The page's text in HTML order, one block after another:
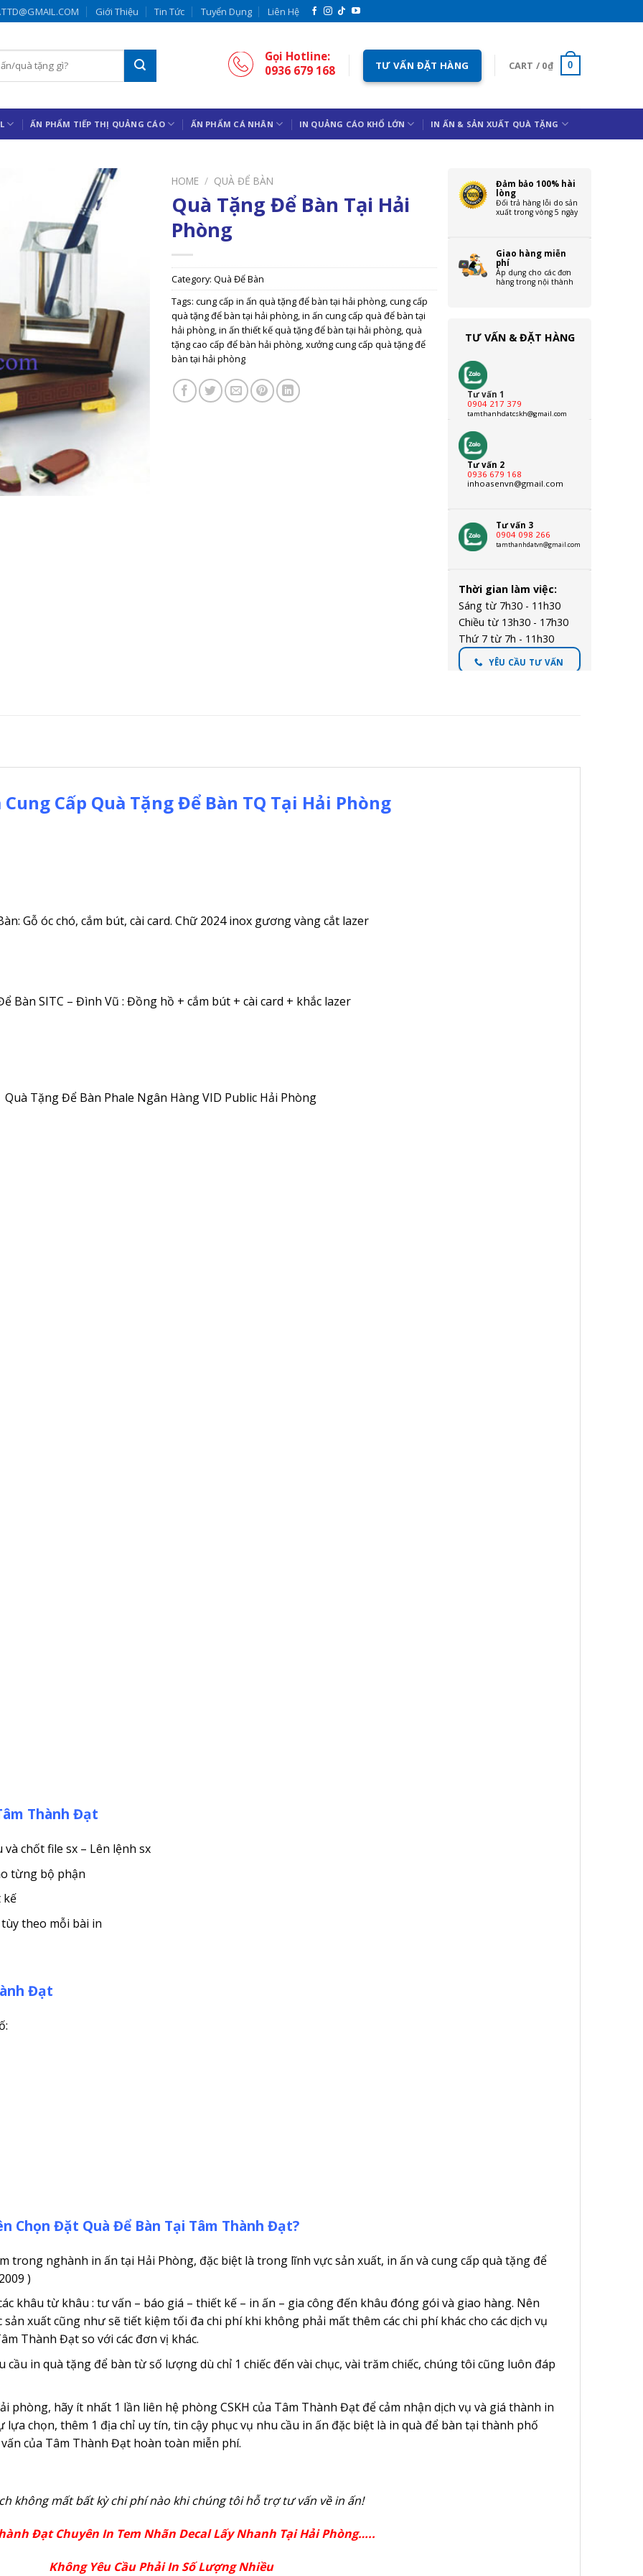
Giới Thiệu Tin Tức Tuyển Dụng Liên Hệ
Gọi Hotline:
0936 679 168
TƯ VẤN ĐẶT HÀNG CART / 0₫ 0
ẤN PHẨM TIẾP THỊ QUẢNG CÁO ẤN PHẨM CÁ NHÂN IN QUẢNG CÁO KHỔ LỚN IN ẤN & SẢN XUẤT QUÀ TẶNG
HOME / QUÀ ĐỂ BÀN
Quà Tặng Để Bàn Tại Hải
Phòng
Category: Quà Để Bàn
Tags: cung cấp in ấn quà tặng để bàn tại hải phòng,cung cấp
quà tặng để bàn tại hải phòng,in ấn cung cấp quà để bàn tại
hải phòng,in ấn thiết kế quà tặng để bàn tại hải phòng,quà
tặng cao cấp để bàn hải phòng,xưởng cung cấp quà tặng để
bàn tại hải phòng
Đảm bảo 100% hài
lòng
Đổi trả hàng lỗi do sản
xuất trong vòng 5 ngày
Giao hàng miễn
phí
Áp dụng cho các đơn
hàng trong nội thành
TƯ VẤN & ĐẶT HÀNG
Tư vấn 1
0904 217 379
tamthanhdatcskh@gmail.com
Tư vấn 2
0936 679 168
inhoasenvn@gmail.com
Tư vấn 3
0904 098 266
tamthanhdatvn@gmail.com
Thời gian làm việc:
Sáng từ 7h30 - 11h30
Chiều từ 13h30 - 17h30
Thứ 7 từ 7h - 11h30
YÊU CẦU TƯ VẤN
Cung Cấp Quà Tặng Để Bàn TQ Tại Hải Phòng
Gỗ óc chó, cắm bút, cài card. Chữ 2024 inox gương vàng cắt lazer
Bàn SITC – Đình Vũ : Đồng hồ + cắm bút + cài card + khắc lazer
Quà Tặng Để Bàn Phale Ngân Hàng VID Public Hải Phòng
Thành Đạt
chốt file sx – Lên lệnh sx
từng bộ phận
kế
theo mỗi bài in
Đạt
Chọn Đặt Quà Để Bàn Tại Tâm Thành Đạt?
trong nghành in ấn tại Hải Phòng, đặc biệt là trong lĩnh vực sản xuất, in ấn và cung cấp quà tặng để
)
khâu từ khâu : tư vấn – báo giá – thiết kế – in ấn – gia công đến khâu đóng gói và giao hàng. Nên
xuất cũng như sẽ tiết kiệm tối đa chi phí khi không phải mất thêm các chi phí khác cho các dịch vụ
Thành Đạt so với các đơn vị khác.
in quà tặng để bàn từ số lượng dù chỉ 1 chiếc đến vài chục, vài trăm chiếc, chúng tôi cũng luôn đáp
phòng, hãy ít nhất 1 lần liên hệ phòng CSKH của Tâm Thành Đạt để cảm nhận dịch vụ và giá thành in
chọn, thêm 1 địa chỉ uy tín, tin cậy phục vụ nhu cầu in ấn đặc biệt là in quà để bàn tại thành phố
của Tâm Thành Đạt hoàn toàn miễn phí.
không mất bất kỳ chi phí nào khi chúng tôi hỗ trợ tư vấn về in ấn!
Đạt Chuyên In Tem Nhãn Decal Lấy Nhanh Tại Hải Phòng…..
Không Yêu Cầu Phải In Số Lượng Nhiều